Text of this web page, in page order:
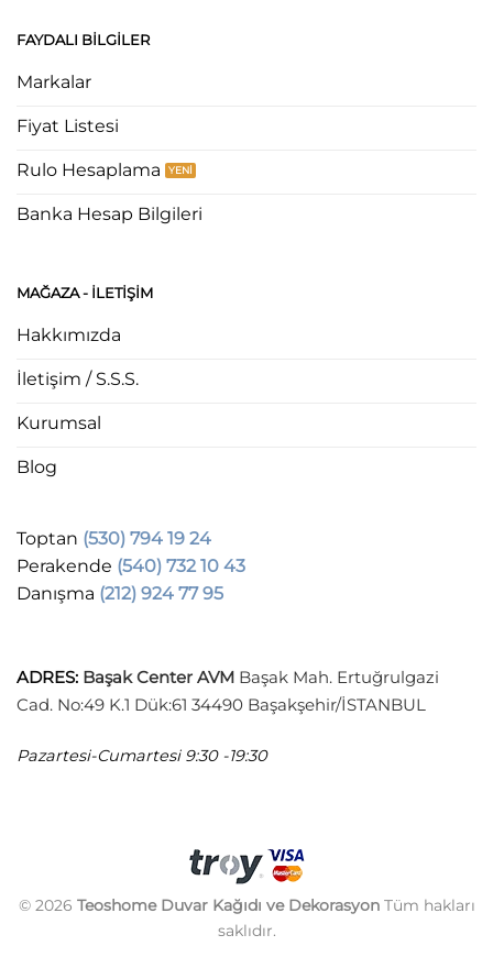
FAYDALI BILGILER
Markalar
Fiyat Listesi
Rulo Hesaplama
Banka Hesap Bilgileri
MAĞAZA - ILETIŞIM
Hakkımızda
İletişim / S.S.S.
Kurumsal
Blog
Toptan (530) 794 19 24
Perakende (540) 732 10 43
Danışma (212) 924 77 95
ADRES: Başak Center AVM Başak Mah. Ertuğrulgazi
Cad. No:49 K.1 Dük:61 34490 Başakşehir/İSTANBUL
Pazartesi-Cumartesi 9:30 -19:30
© 2026 Teoshome Duvar Kağıdı ve DekorasyonTüm hakları
saklıdır.